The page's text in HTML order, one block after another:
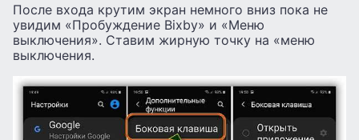
После входа крутим экран немного вниз пока не
увидим «Пробуждение Bixby» и «Меню
выключения». Ставим жирную точку на «меню
выключения.